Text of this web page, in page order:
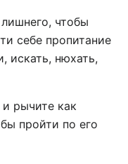
чтобы
себе пропитание
искать, нюхать,
рычите как
пройти по его